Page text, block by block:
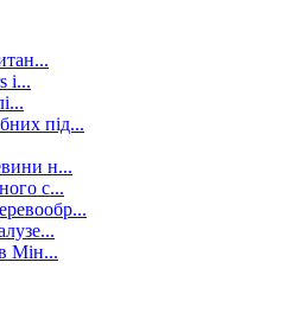
i...
під...
н...
с...
Мін...